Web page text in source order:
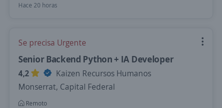
Hace 20 horas
Se precisa Urgente
Senior Backend Python + IA Developer
4,2
Kaizen Recursos Humanos
Monserrat, Capital Federal
Remoto